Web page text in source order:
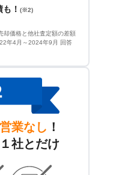
！ (※2)
却価格と他社査定額の差額
年4月～2024年9月 回答
業なし ！
社とだけ